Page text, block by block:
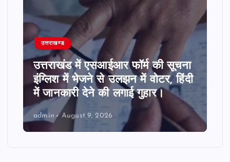
सूचना
हिंदी
उत्तराखण्ड
अगर आप सादी सब्जियों से हो गए हैं
लंच में बनाएं काठियावाड़ी ग्वार फली,
रोटी-चावल संग लगेगी टेस्टी।
admin August 9, 2026